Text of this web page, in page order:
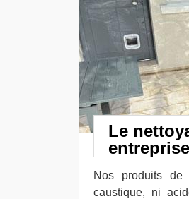
Le
Nos produits
caustique, ni